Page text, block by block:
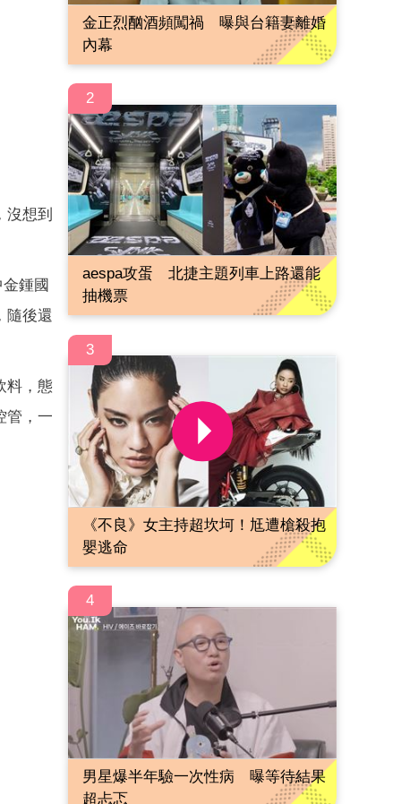
沒想到
鍾國
隨後還
料，態
管，一
金正烈酗酒頻闖禍 曝與台籍妻離婚
內幕
2
aespa攻蛋 北捷主題列車上路還能
抽機票
3
《不良》女主持超坎坷！尪遭槍殺抱
嬰逃命
4
男星爆半年驗一次性病 曝等待結果
超忐忑